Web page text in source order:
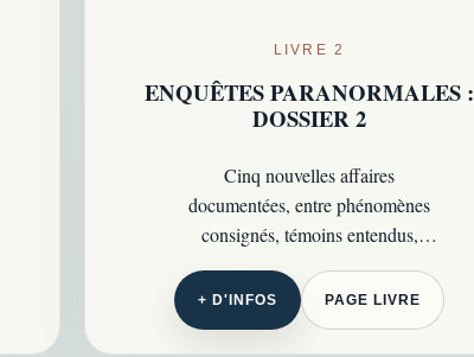
LIVRE 2
ENQUÊTES PARANORMALES :
DOSSIER 2
Cinq nouvelles affaires
documentées, entre phénomènes
consignés, témoins entendus,
enquêtes poussées à leurs limites et
zones d’incertitude persistantes.
+ D'INFOS PAGE LIVRE